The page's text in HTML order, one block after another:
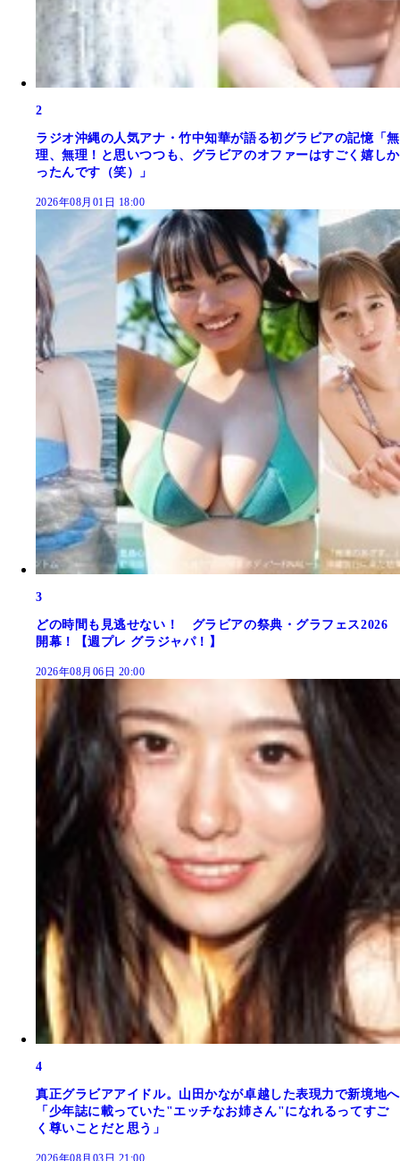
2
ラジオ沖縄の人気アナ・竹中知華が語る初グラビアの記憶「無
理、無理！と思いつつも、グラビアのオファーはすごく嬉しか
ったんです（笑）」
2026年08月01日 18:00
3
どの時間も見逃せない！ グラビアの祭典・グラフェス2026
開幕！【週プレ グラジャパ！】
2026年08月06日 20:00
4
真正グラビアアイドル。山田かなが卓越した表現力で新境地へ
「少年誌に載っていた"エッチなお姉さん"になれるってすご
く尊いことだと思う」
2026年08月03日 21:00